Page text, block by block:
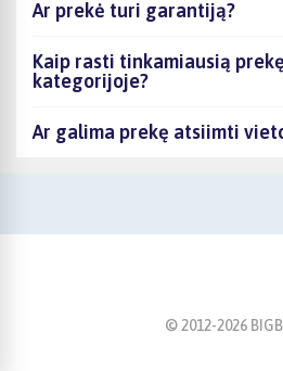
Ar prekė turi garantiją?
Kaip rasti tinkamiausią
kategorijoje?
Ar galima prekę atsiimti
© 2012-2026